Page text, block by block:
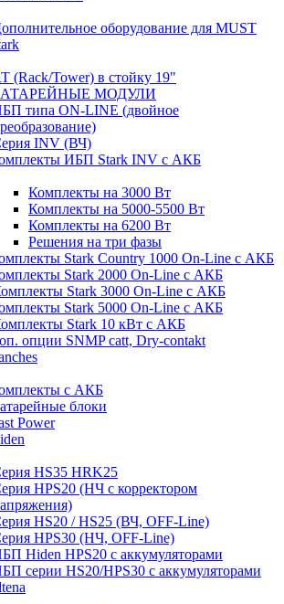
оборудование для MUST
(Rack/Tower) в стойку 19"
МОДУЛИ
типа ON-LINE (двойное
INV (ВЧ)
ИБП Stark INV с АКБ
Комплекты на 3000 Вт
Комплекты на 5000-5500 Вт
Комплекты на 6200 Вт
Решения на три фазы
Stark Country 1000 On-Line с АКБ
Stark 2000 On-Line с АКБ
Stark 3000 On-Line с АКБ
Stark 5000 On-Line с АКБ
Stark 10 кВт с АКБ
опции SNMP catt, Dry-contakt
с АКБ
блоки
Power
HS35 HRK25
HPS20 (НЧ с корректором
HS20 / HS25 (ВЧ, OFF-Line)
HPS30 (НЧ, OFF-Line)
Hiden HPS20 с аккумуляторами
серии HS20/HPS30 с аккумуляторами